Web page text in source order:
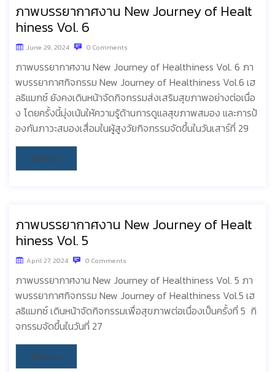
ภาพบรรยากาศงาน New Journey of Healt
hiness Vol. 6
June 29, 2024 0 Comments
ภาพบรรยากาศงาน New Journey of Healthiness Vol. 6 ภา
พบรรยากาศกิจกรรม New Journey of Healthiness Vol.6 เฮ
ลธิแมกซ์ ยังคงเดินหน้าจัดกิจกรรมส่งเสริมสุขภาพอย่างต่อเนื่อ
ง โดยครั้งนี้มุ่งเน้นให้ความรู้ด้านการดูแลสุขภาพสมอง และการป้
องกันภาวะสมองเสื่อมในผู้สูงวัยกิจกรรมจัดขึ้นในวันเสาร์ที่ 29
Details
ภาพบรรยากาศงาน New Journey of Healt
hiness Vol. 5
April 27, 2024 0 Comments
ภาพบรรยากาศงาน New Journey of Healthiness Vol. 5 ภา
พบรรยากาศกิจกรรม New Journey of Healthiness Vol.5 เฮ
ลธิแมกซ์ เดินหน้าจัดกิจกรรมเพื่อสุขภาพต่อเนื่องเป็นครั้งที่ 5 กิ
จกรรมจัดขึ้นในวันที่ 27
Details